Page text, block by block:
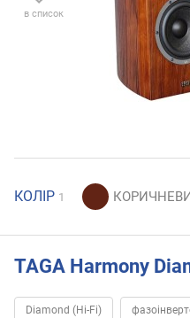
в список
КОЛІР 1
TAGA Harmony
Diamond (Hi-Fi)